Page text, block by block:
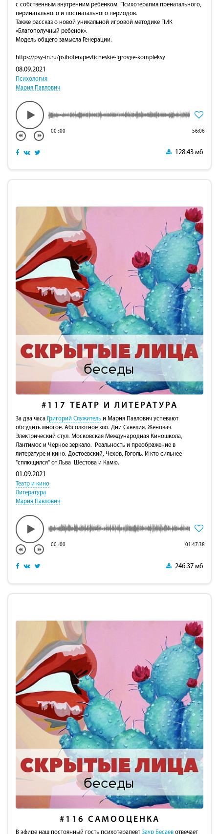
с собственным внутренним ребенком. Психотерапия пренатального,
перинатального и постнатального периодов.
Также рассказ о новой уникальной игровой методике ПИК
«Благополучный ребенок».
Модель общего замысла Генерации.
https://psy-in.ru/psihoterapevticheskie-igrovye-kompleksy
08.09.2021
Психология
Мария Павлович
00:00 56:06
128.43 мб
#117 ТЕАТР И ЛИТЕРАТУРА
За два часа Григорий Служитель и Мария Павлович успевают
обсудить многое. Абсолютное зло. Дни Савелия. Женовач.
Электрический стул. Московская Международная Киношкола,
Лантимос и Черное зеркало. Реальность и преображение в
литературе и кино. Достоевский, Чехов, Гоголь. И кто сильнее
"сплющился" от Льва Шестова и Камю.
01.09.2021
Театр и кино
Литература
Мария Павлович
00:00 01:47:38
246.37 мб
#116 САМООЦЕНКА
В эфире наш постоянный гость психотерапевт Заур Бесаев отвечает